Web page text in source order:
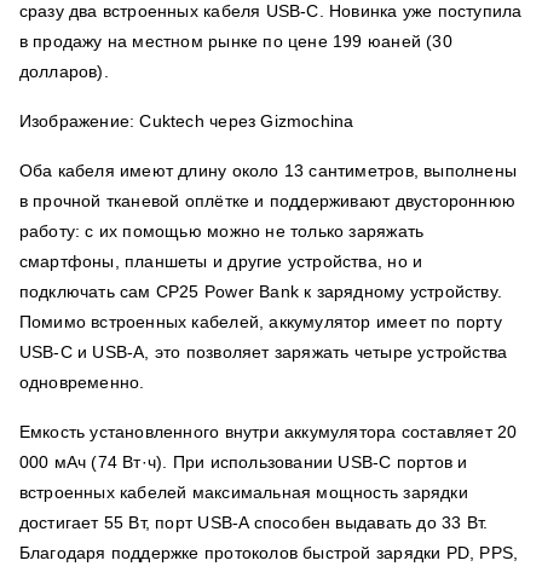
сразу два встроенных кабеля USB-C. Новинка уже поступила
в продажу на местном рынке по цене 199 юаней (30
долларов).
Изображение: Cuktech через Gizmochina
Оба кабеля имеют длину около 13 сантиметров, выполнены
в прочной тканевой оплётке и поддерживают двустороннюю
работу: с их помощью можно не только заряжать
смартфоны, планшеты и другие устройства, но и
подключать сам CP25 Power Bank к зарядному устройству.
Помимо встроенных кабелей, аккумулятор имеет по порту
USB-C и USB-A, это позволяет заряжать четыре устройства
одновременно.
Емкость установленного внутри аккумулятора составляет 20
000 мАч (74 Вт·ч). При использовании USB-C портов и
встроенных кабелей максимальная мощность зарядки
достигает 55 Вт, порт USB-A способен выдавать до 33 Вт.
Благодаря поддержке протоколов быстрой зарядки PD, PPS,